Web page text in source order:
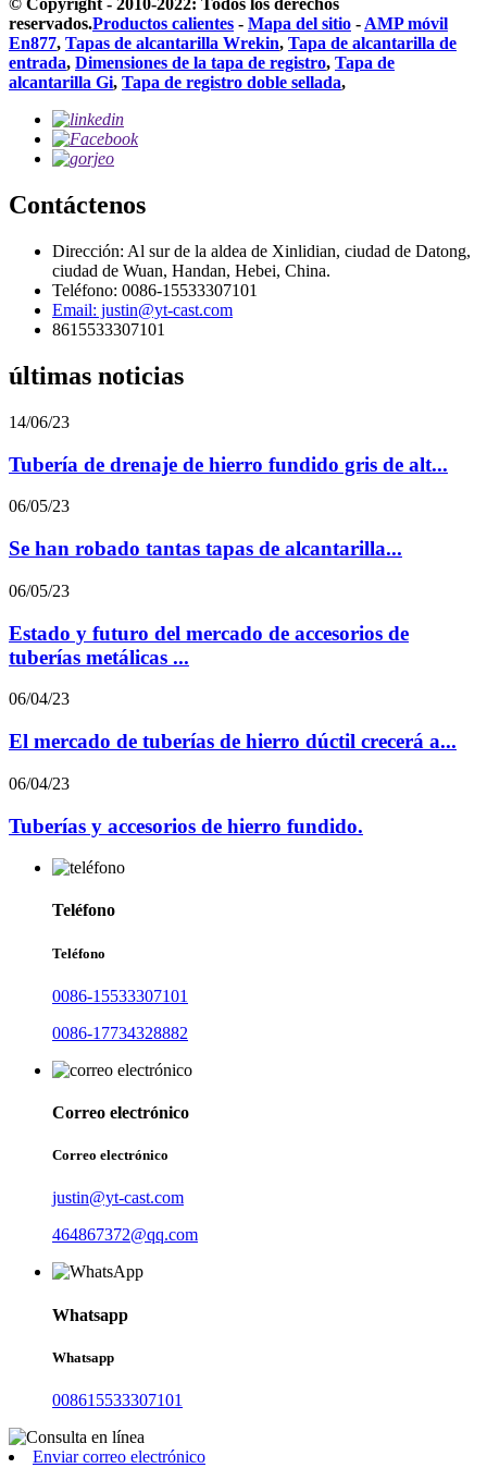
© Copyright - 2010-2022: Todos los derechos
reservados.Productos calientes - Mapa del sitio -AMP móvil
En877, Tapas de alcantarilla Wrekin, Tapa de alcantarilla de
entrada, Dimensiones de la tapa de registro, Tapa de
alcantarilla Gi, Tapa de registro doble sellada,
Contáctenos
Dirección: Al sur de la aldea de Xinlidian, ciudad de Datong,
ciudad de Wuan, Handan, Hebei, China.
Teléfono: 0086-15533307101
Email: justin@yt-cast.com
8615533307101
últimas noticias
14/06/23
Tubería de drenaje de hierro fundido gris de alt...
06/05/23
Se han robado tantas tapas de alcantarilla...
06/05/23
Estado y futuro del mercado de accesorios de
tuberías metálicas ...
06/04/23
El mercado de tuberías de hierro dúctil crecerá a...
06/04/23
Tuberías y accesorios de hierro fundido.
Teléfono
Teléfono
0086-15533307101
0086-17734328882
Correo electrónico
Correo electrónico
justin@yt-cast.com
464867372@qq.com
Whatsapp
Whatsapp
008615533307101
Enviar correo electrónico